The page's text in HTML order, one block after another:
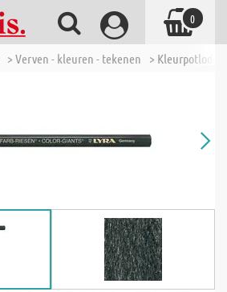
> Verven - kleuren - tekenen >
0